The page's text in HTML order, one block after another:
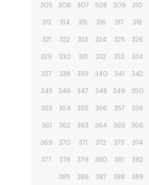
305 306 307 308 309 310
313 314 315 316 317 318
321 322 323 324 325 326
329 330 331 332 333 334
337 338 339 340 341 342
345 346 347 348 349 350
353 354 355 356 357 358
361 362 363 364 365 366
369 370 371 372 373 374
377 378 379 380 381 382
385 386 387 388 389